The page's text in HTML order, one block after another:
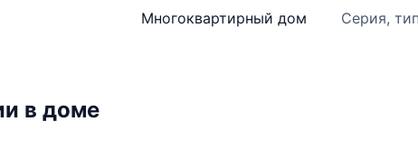
Многоквартирный дом Серия,
в доме